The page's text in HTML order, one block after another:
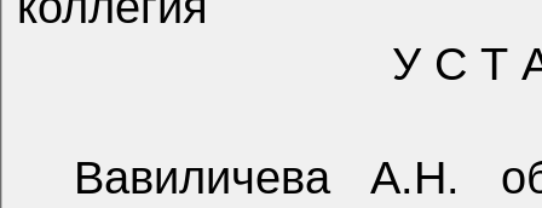
У С Т
Вавиличева А.Н.